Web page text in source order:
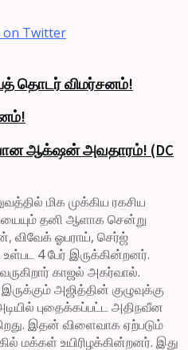
on Twitter
தொடர் விமர்சனம்!
ஆக்‌ஷன் அவதாரம்! (DC
மிக முக்கிய ரகசிய
தனி ஆளாக சென்று
விவேக் ஓபராய், செர்ஜ்
4 பேர் இருக்கின்றனர்.
காஜல் அகர்வால்.
அஜித்தின் குழுவுக்கு
புதைக்கப்பட்ட அதிநவீன
இதன் விளைவாக ஏற்படும்
மக்கள் உயிரிழக்கின்றனர். இது